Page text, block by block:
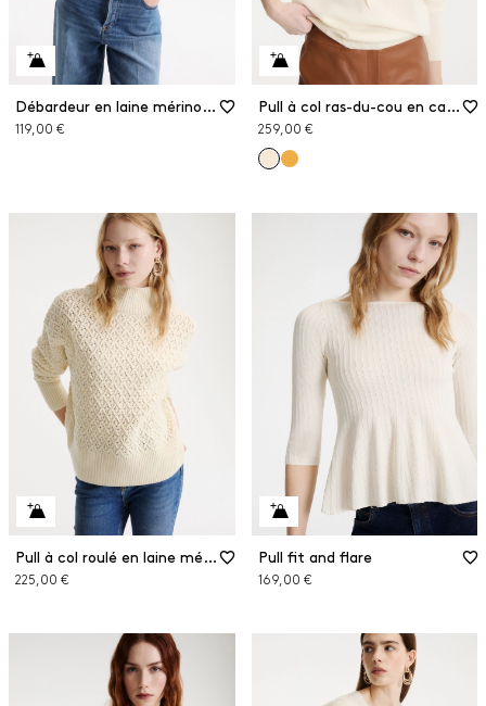
Débardeur en laine mérinos extra fine
119,00 €
Pull à col ras-du-cou en cachemire et laine
259,00 €
Pull à col roulé en laine mérinos
225,00 €
Pull fit and flare
169,00 €